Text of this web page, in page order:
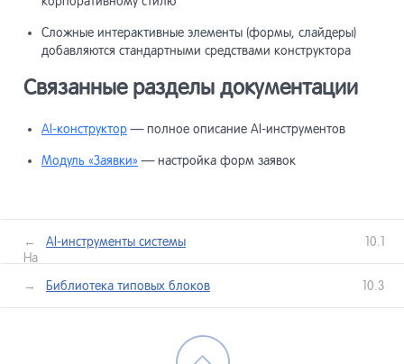
Сложные интерактивные элементы (формы, слайдеры)
добавляются стандартными средствами конструктора
Связанные разделы документации
AI-конструктор— полное описание AI-инструментов
Модуль «Заявки» — настройка форм заявок
←
Назад
10.1
AI-инструменты системы
10.3
Библиотека типовых блоков
→